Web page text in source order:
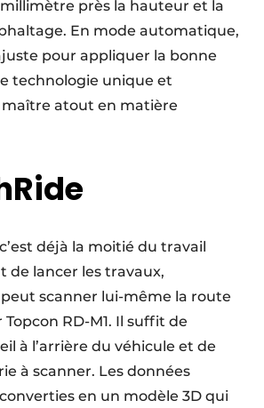
près la hauteur et la
En mode automatique,
pour appliquer la bonne
technologie unique et
maître atout en matière
déjà la moitié du travail
de lancer les travaux,
scanner lui-même la route
RD-M1. Il suffit de
à l’arrière du véhicule et de
à scanner. Les données
en un modèle 3D qui